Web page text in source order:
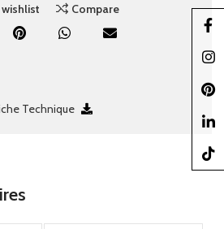
Compare
Technique